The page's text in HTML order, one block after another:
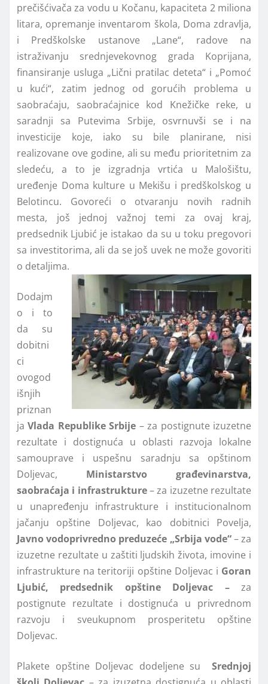
prečišćivača za vodu u Kočanu, kapaciteta 2 miliona
litara, opremanje inventarom škola, Doma zdravlja,
i Predškolske ustanove „Lane“, radove na
istraživanju srednjevekovnog grada Koprijana,
finansiranje usluga „Lični pratilac deteta“ i „Pomoć
u kući“, zatim jednog od gorućih problema u
saobraćaju, saobraćajnice kod Knežičke reke, u
saradnji sa Putevima Srbije, osvrnuvši se i na
investicije koje, iako su bile planirane, nisi
realizovane ove godine, ali su među prioritetnim za
sledeću, a to je izgradnja vrtića u Malošištu,
uređenje Doma kulture u Mekišu i predškolskog u
Belotincu. Govoreći o otvaranju novih radnih
mesta, još jednoj važnoj temi za ovaj kraj,
predsednik Ljubić je istakao da su u toku pregovori
sa investitorima, ali da se još uvek ne može govoriti
o detaljima.
Dodajm
o i to
da su
dobitni
ci
ovogod
išnjih
priznan
jaVlada Republike Srbije – za postignute izuzetne
rezultate i dostignuća u oblasti razvoja lokalne
samouprave i uspešnu saradnju sa opštinom
Doljevac, Ministarstvo građevinarstva,
saobraćaja i infrastrukture– za izuzetne rezultate
u unapređenju infrastrukture i institucionalnom
jačanju opštine Doljevac, kao dobitnici Povelja,
Javno vodoprivredno preduzeće „Srbija vode“– za
izuzetne rezultate u zaštiti ljudskih života, imovine i
infrastrukture na teritoriji opštine Doljevac i Goran
Ljubić, predsednik opštine Doljevac –za
postignute rezultate i dostignuća u privrednom
razvoju i sveukupnom prosperitetu opštine
Doljevac.
Plakete opštine Doljevac dodeljene su Srednjoj